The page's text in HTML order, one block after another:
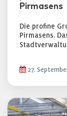
Pirmasens
Die profine
Pirmasens.
27.